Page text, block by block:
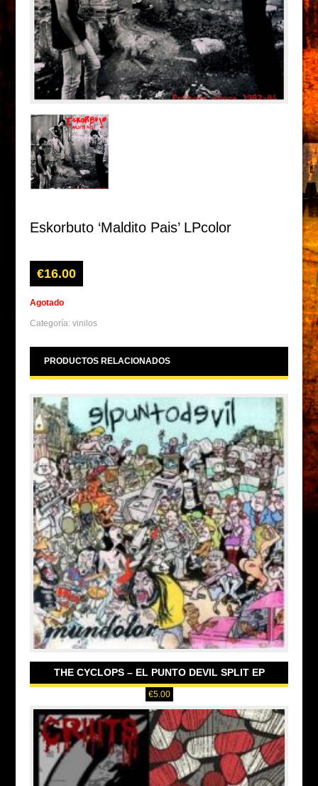
Eskorbuto ‘Maldito Pais’ LPcolor
€16.00
Agotado
Categoría:vinilos
PRODUCTOS RELACIONADOS
THE CYCLOPS – EL PUNTO DEVIL SPLIT EP
€5.00